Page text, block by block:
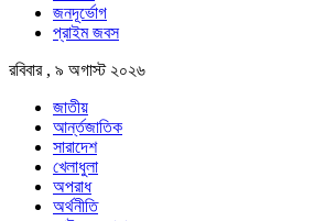
জনদূর্ভোগ
প্রাইম জবস
রবিবার , ৯ অগাস্ট ২০২৬
জাতীয়
আর্ন্তজাতিক
সারাদেশ
খেলাধুলা
অপরাধ
অর্থনীতি